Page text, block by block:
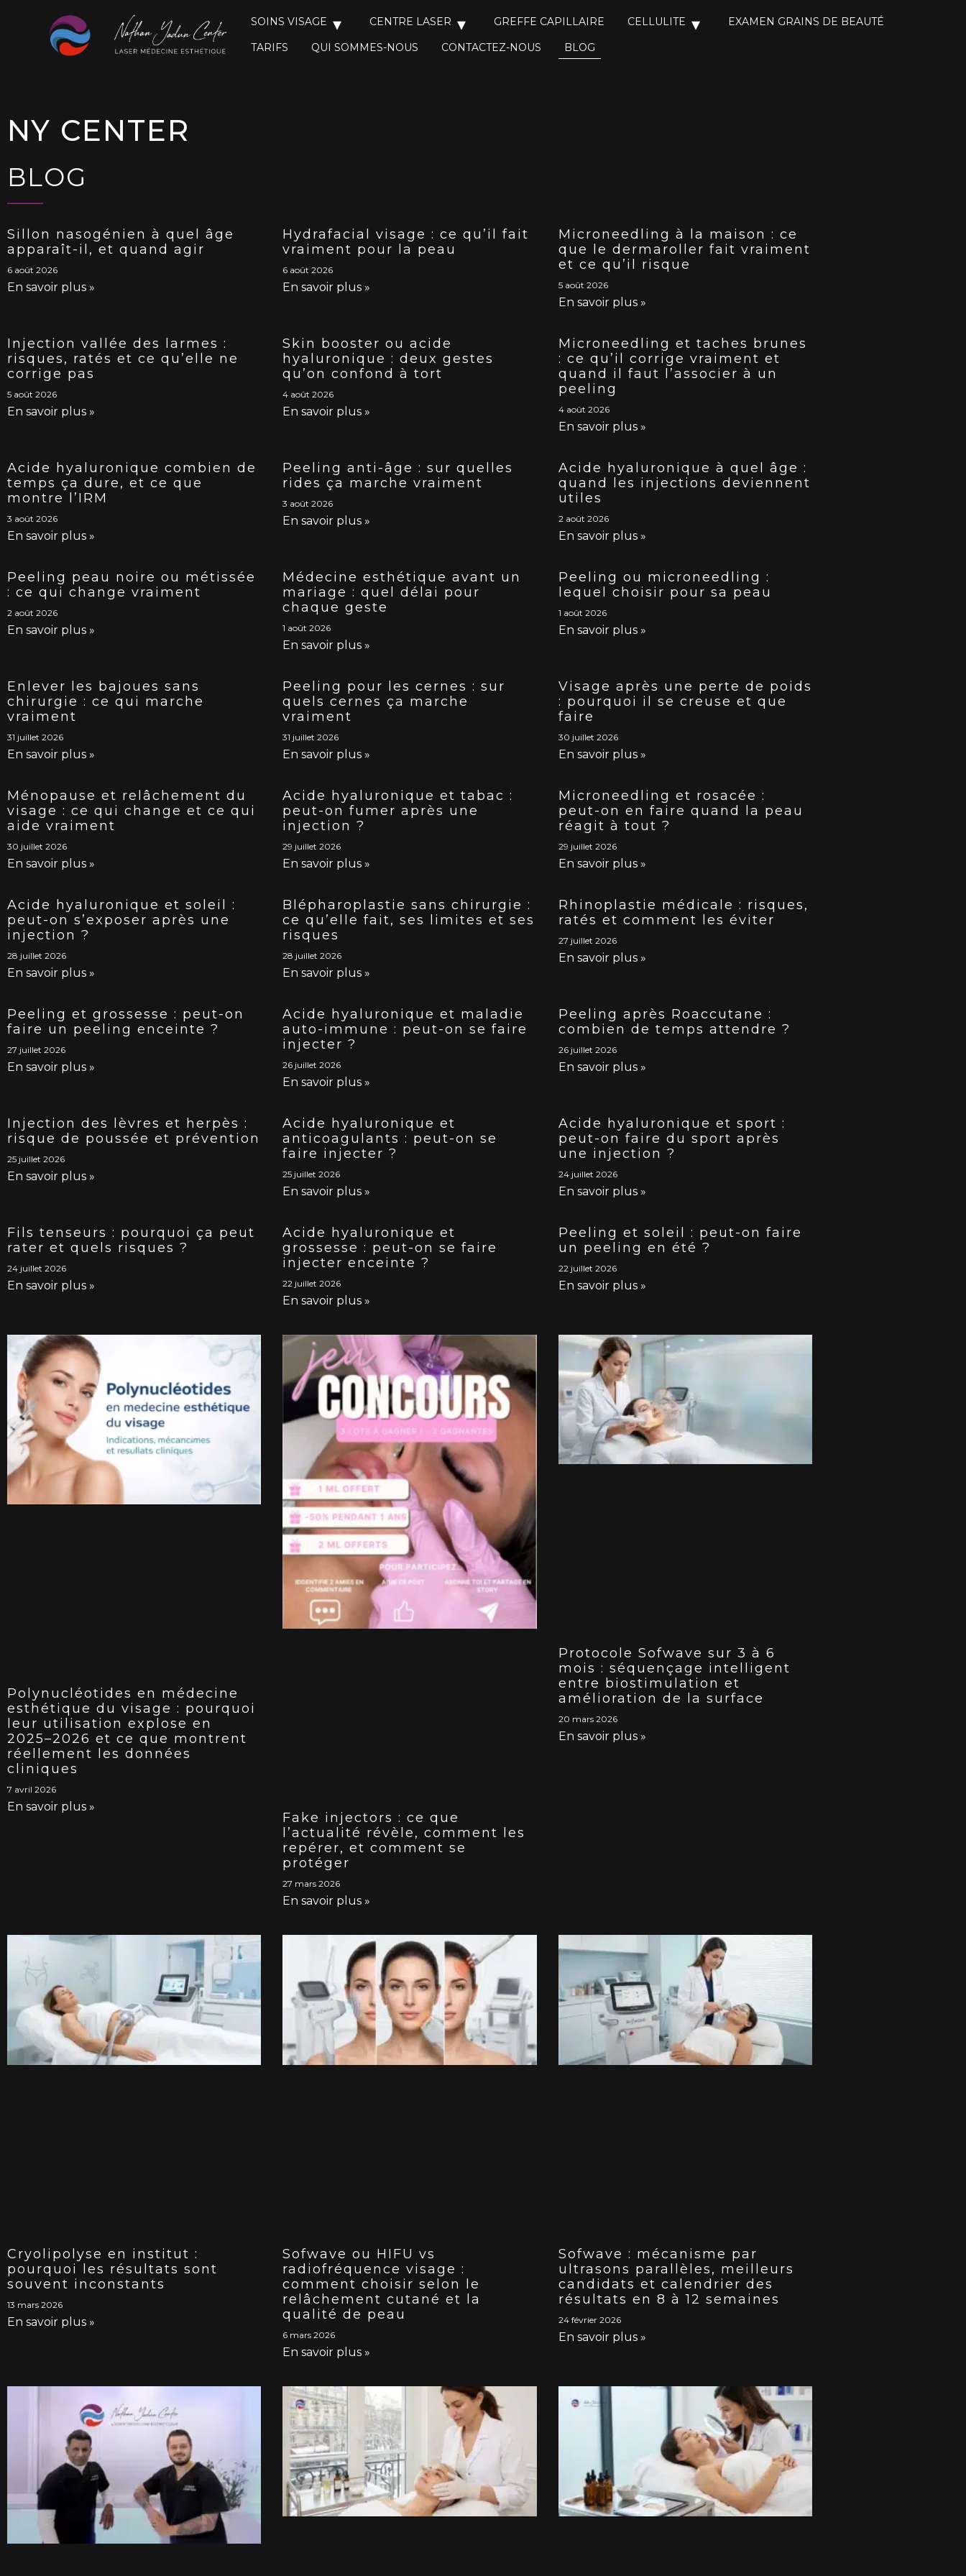
SOINS VISAGE CENTRE LASER GREFFE CAPILLAIRE CELLULITE
EXAMEN GRAINS DE BEAUTÉ
TARIFS
QUI SOMMES-NOUS CONTACTEZ-NOUS BLOG
NY CENTER
BLOG
Sillon nasogénien à quel âge
apparaît-il, et quand agir
6 août 2026
En savoir plus »
Hydrafacial visage : ce qu’il fait
vraiment pour la peau
6 août 2026
En savoir plus »
Microneedling à la maison : ce
que le dermaroller fait vraiment
et ce qu’il risque
5 août 2026
En savoir plus »
Injection vallée des larmes :
risques, ratés et ce qu’elle ne
corrige pas
5 août 2026
En savoir plus »
Skin booster ou acide
hyaluronique : deux gestes
qu’on confond à tort
4 août 2026
En savoir plus »
Microneedling et taches brunes
: ce qu’il corrige vraiment et
quand il faut l’associer à un
peeling
4 août 2026
En savoir plus »
Acide hyaluronique combien de
temps ça dure, et ce que
montre l’IRM
3 août 2026
En savoir plus »
Peeling anti-âge : sur quelles
rides ça marche vraiment
3 août 2026
En savoir plus »
Acide hyaluronique à quel âge :
quand les injections deviennent
utiles
2 août 2026
En savoir plus »
Peeling peau noire ou métissée
: ce qui change vraiment
2 août 2026
En savoir plus »
Médecine esthétique avant un
mariage : quel délai pour
chaque geste
1 août 2026
En savoir plus »
Peeling ou microneedling :
lequel choisir pour sa peau
1 août 2026
En savoir plus »
Enlever les bajoues sans
chirurgie : ce qui marche
vraiment
31 juillet 2026
En savoir plus »
Peeling pour les cernes : sur
quels cernes ça marche
vraiment
31 juillet 2026
En savoir plus »
Visage après une perte de poids
: pourquoi il se creuse et que
faire
30 juillet 2026
En savoir plus »
Ménopause et relâchement du
visage : ce qui change et ce qui
aide vraiment
30 juillet 2026
En savoir plus »
Acide hyaluronique et tabac :
peut-on fumer après une
injection ?
29 juillet 2026
En savoir plus »
Microneedling et rosacée :
peut-on en faire quand la peau
réagit à tout ?
29 juillet 2026
En savoir plus »
Acide hyaluronique et soleil :
peut-on s’exposer après une
injection ?
28 juillet 2026
En savoir plus »
Blépharoplastie sans chirurgie :
ce qu’elle fait, ses limites et ses
risques
28 juillet 2026
En savoir plus »
Rhinoplastie médicale : risques,
ratés et comment les éviter
27 juillet 2026
En savoir plus »
Peeling et grossesse : peut-on
faire un peeling enceinte ?
27 juillet 2026
En savoir plus »
Acide hyaluronique et maladie
auto-immune : peut-on se faire
injecter ?
26 juillet 2026
En savoir plus »
Peeling après Roaccutane :
combien de temps attendre ?
26 juillet 2026
En savoir plus »
Injection des lèvres et herpès :
risque de poussée et prévention
25 juillet 2026
En savoir plus »
Acide hyaluronique et
anticoagulants : peut-on se
faire injecter ?
25 juillet 2026
En savoir plus »
Acide hyaluronique et sport :
peut-on faire du sport après
une injection ?
24 juillet 2026
En savoir plus »
Fils tenseurs : pourquoi ça peut
rater et quels risques ?
24 juillet 2026
En savoir plus »
Acide hyaluronique et
grossesse : peut-on se faire
injecter enceinte ?
22 juillet 2026
En savoir plus »
Peeling et soleil : peut-on faire
un peeling en été ?
22 juillet 2026
En savoir plus »
Polynucléotides en médecine
esthétique du visage : pourquoi
leur utilisation explose en
2025–2026 et ce que montrent
réellement les données
cliniques
7 avril 2026
En savoir plus »
Fake injectors : ce que
l’actualité révèle, comment les
repérer, et comment se
protéger
27 mars 2026
En savoir plus »
Protocole Sofwave sur 3 à 6
mois : séquençage intelligent
entre biostimulation et
amélioration de la surface
20 mars 2026
En savoir plus »
Cryolipolyse en institut :
pourquoi les résultats sont
souvent inconstants
13 mars 2026
En savoir plus »
Sofwave ou HIFU vs
radiofréquence visage :
comment choisir selon le
relâchement cutané et la
qualité de peau
6 mars 2026
En savoir plus »
Sofwave : mécanisme par
ultrasons parallèles, meilleurs
candidats et calendrier des
résultats en 8 à 12 semaines
24 février 2026
En savoir plus »